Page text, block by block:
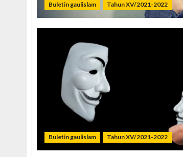
Buletin gaulislam Tahun XV/2021-2022
Buletin gaulislam Tahun XV/2021-2022